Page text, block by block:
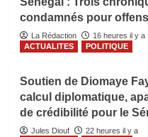
condamnés pour
La Rédaction
16 heures il y a
ACTUALITES
POLITIQUE
Soutien de Diomaye
calcul diplomatique,
de crédibilité pour le
Jules Diouf
22 heures il y a